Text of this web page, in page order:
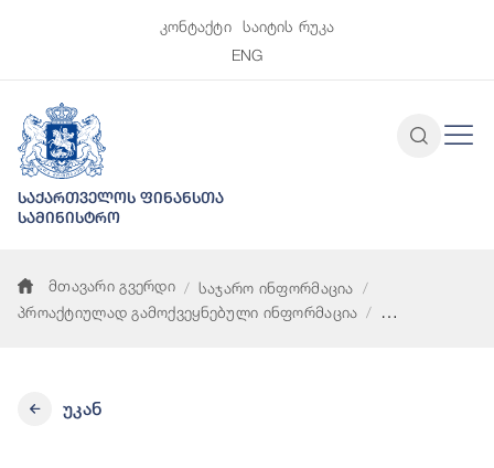
კონტაქტი
საიტის რუკა
ENG
საქართველოს ფინანსთა
სამინისტრო
მთავარი გვერდი
საჯარო ინფორმაცია
პროაქტიულად გამოქვეყნებული ინფორმაცია
უკან